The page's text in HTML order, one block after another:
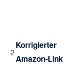
2
Korrigierter
Amazon-Link